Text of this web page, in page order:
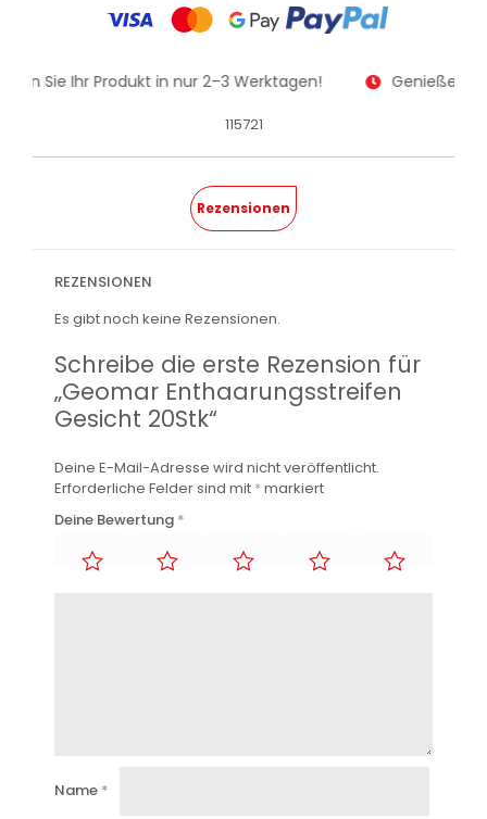
Sie Ihr Produkt in nur 2–3 Werktagen! Genießen
115721
Rezensionen
REZENSIONEN
Es gibt noch keine Rezensionen.
Schreibe die erste Rezension für
„Geomar Enthaarungsstreifen
Gesicht 20Stk“
Deine E-Mail-Adresse wird nicht veröffentlicht.
Erforderliche Felder sind mit *markiert
Deine Bewertung *
Name *